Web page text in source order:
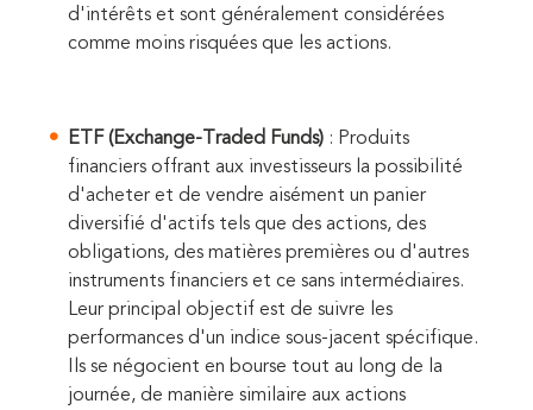
d'intérêts et sont généralement considérées
comme moins risquées que les actions.
ETF (Exchange-Traded Funds) : Produits
financiers offrant aux investisseurs la possibilité
d'acheter et de vendre aisément un panier
diversifié d'actifs tels que des actions, des
obligations, des matières premières ou d'autres
instruments financiers et ce sans intermédiaires.
Leur principal objectif est de suivre les
performances d'un indice sous-jacent spécifique.
Ils se négocient en bourse tout au long de la
journée, de manière similaire aux actions